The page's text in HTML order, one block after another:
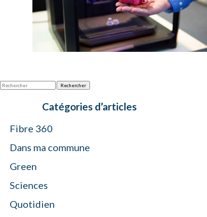
Rechercher
Catégories d’articles
Fibre 360
Dans ma commune
Green
Sciences
Quotidien